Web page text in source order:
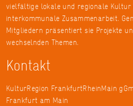
vielfältige lokale und regionale
interkommunale Zusammenarbeit.
Mitgliedern präsentiert sie Projekte
wechselnden Themen.
Kontakt
KulturRegion FrankfurtRheinMain
Frankfurt am Main